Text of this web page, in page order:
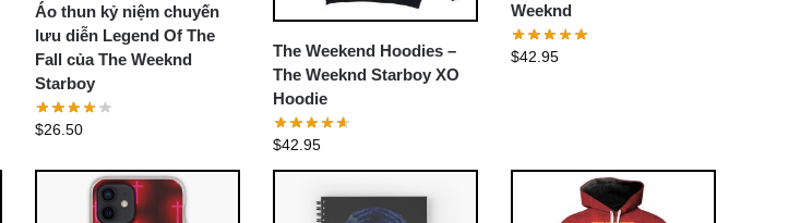
Áo thun kỷ niệm chuyến
lưu diễn Legend Of The
Fall của The Weeknd
Starboy
$26.50
The Weekend Hoodies –
The Weeknd Starboy XO
Hoodie
$42.95
Weeknd
$42.95